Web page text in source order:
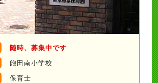
随時、募集中です
飽田南小学校
保育士